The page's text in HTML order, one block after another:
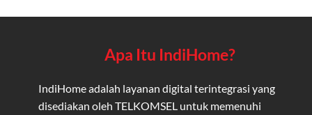
Apa Itu IndiHome?
IndiHome adalah layanan digital terintegrasi yang
disediakan oleh TELKOMSEL untuk memenuhi